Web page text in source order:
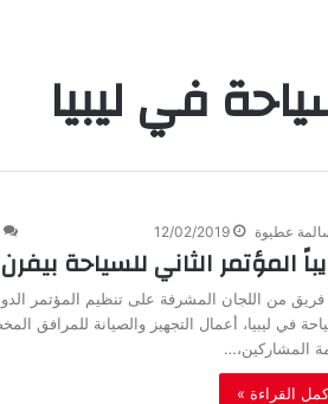
في ليبيا
عطيوة 12/02/2019
المؤتمر الثاني للسياحة بيفرن
فريق من اللجان المشرفة على تنظيم المؤتمر
في ليبيا، أعمال التجهيز والصيانة للمرافق
المشاركين،…
القراءة »